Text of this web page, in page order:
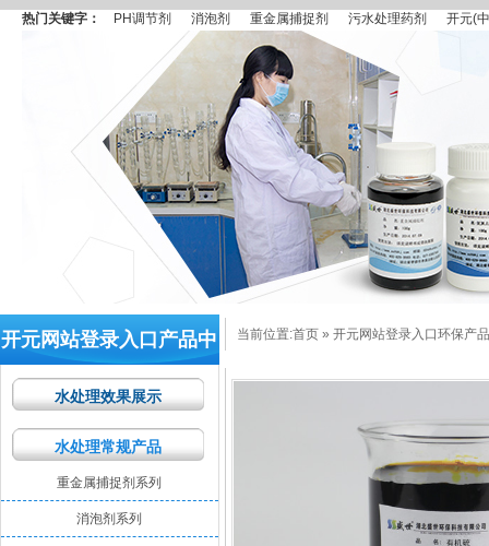
热门关键字： PH调节剂 消泡剂 重金属捕捉剂 污水处理药剂 开元(
开元网站登录入口产品中
心
水处理效果展示
水处理常规产品
重金属捕捉剂系列
消泡剂系列
当前位置:首页 » 开元网站登录入口环保产